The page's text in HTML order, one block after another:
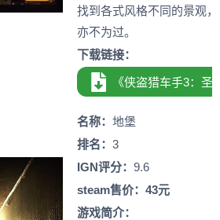
找到各式风格不同的景观
亦不为过。
下载链接：
《侠盗猎车手3：
名称： 地堡
排名： 3
IGN评分： 9.6
steam售价：43元
游戏简介：